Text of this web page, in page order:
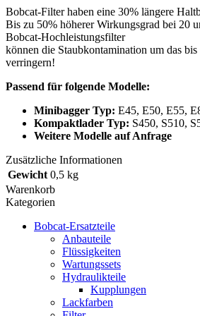
Bobcat-Filter haben eine 30% längere
Bis zu 50% höherer Wirkungsgrad bei 20
Bobcat-Hochleistungsfilter
können die Staubkontamination um das
verringern!
Passend für folgende Modelle:
Minibagger Typ: E45, E50, E55,
Kompaktlader Typ: S450, S510,
Weitere Modelle auf Anfrage
Zusätzliche Informationen
Gewicht 0,5 kg
Warenkorb
Kategorien
Bobcat-Ersatzteile
Anbauteile
Flüssigkeiten
Wartungssets
Hydraulikteile
Kupplungen
Lackfarben